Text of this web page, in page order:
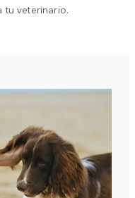
tu veterinario.